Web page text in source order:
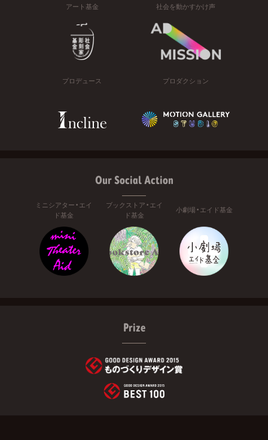
アート基金 社会を動かすかけ声
プロデュース プロダクション
Our Social Action
ミニシアター・エイ
ド基金
ブックストア・エイ
ド基金
小劇場・エイド基金
Prize